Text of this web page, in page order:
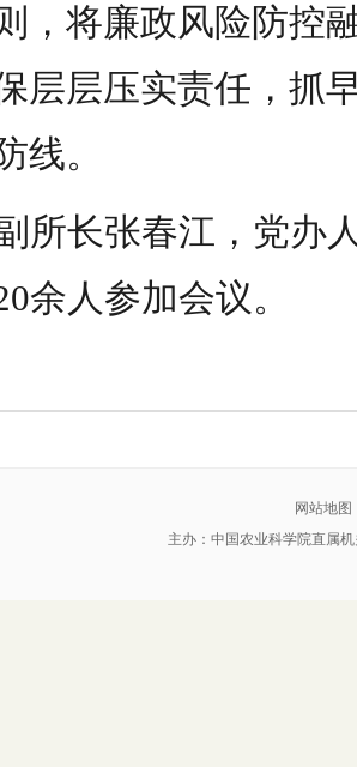
，将廉政风险防控
层层压实责任，抓
线。
所长张春江，党办
余人参加会议。
网站地图
主办：中国农业科学院直属